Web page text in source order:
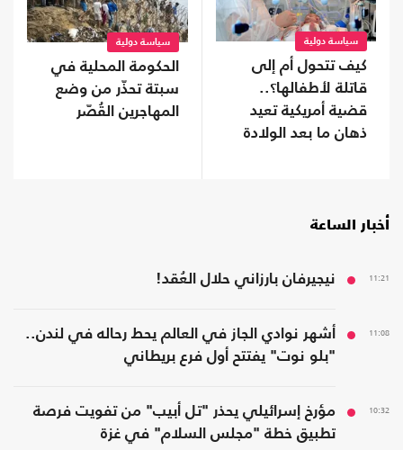
سياسة دولية
كيف تتحول أم إلى
قاتلة لأطفالها؟..
قضية أمريكية تعيد
ذهان ما بعد الولادة
سياسة دولية
الحكومة المحلية في
سبتة تحذّر من وضع
المهاجرين القُصّر
أخبار الساعة
11:21 نيجيرفان بارزاني حلال العُقد!
11:08
أشهر نوادي الجاز في العالم يحط رحاله في لندن..
"بلو نوت" يفتتح أول فرع بريطاني
10:32
مؤرخ إسرائيلي يحذر "تل أبيب" من تفويت فرصة
تطبيق خطة "مجلس السلام" في غزة